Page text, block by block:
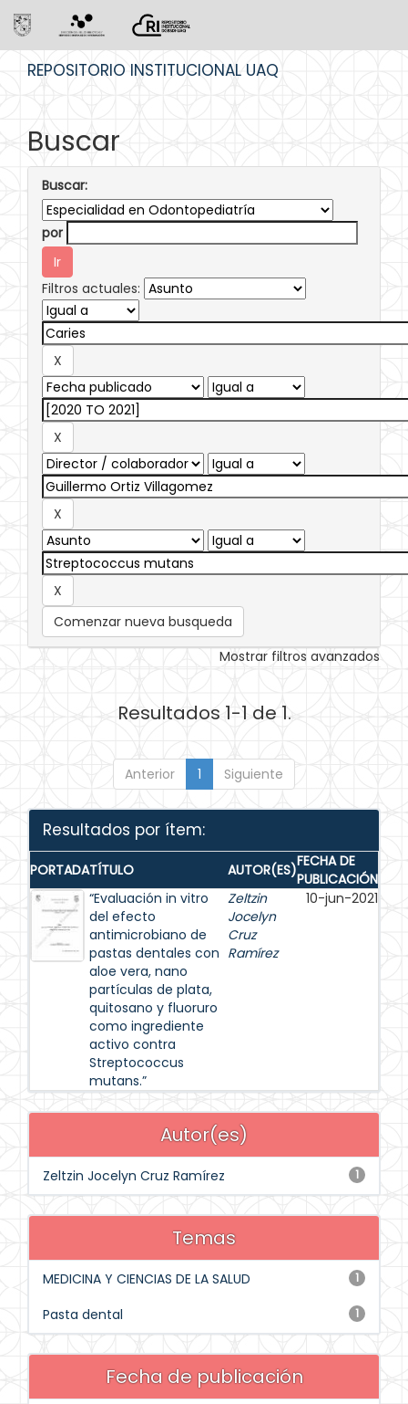
REPOSITORIO INSTITUCIONAL UAQ
Buscar
Buscar:
por
Filtros actuales:
Comenzar nueva busqueda
Mostrar filtros avanzados
Resultados 1-1 de 1.
Anterior 1 Siguiente
Resultados por ítem:
PORTADATÍTULO AUTOR(ES)FECHA DE
PUBLICACIÓN
“Evaluación in vitro
del efecto
antimicrobiano de
pastas dentales con
aloe vera, nano
partículas de plata,
quitosano y fluoruro
como ingrediente
activo contra
Streptococcus
mutans.”
Zeltzin
Jocelyn
Cruz
Ramírez
10-jun-2021
Autor(es)
1
Zeltzin Jocelyn Cruz Ramírez
Temas
1
MEDICINA Y CIENCIAS DE LA SALUD
1
Pasta dental
Fecha de publicación